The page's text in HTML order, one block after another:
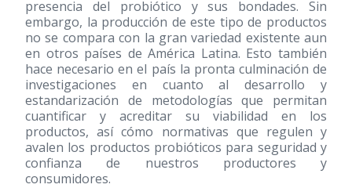
presencia del probiótico y sus bondades. Sin
embargo, la producción de este tipo de productos
no se compara con la gran variedad existente aun
en otros países de América Latina. Esto también
hace necesario en el país la pronta culminación de
investigaciones en cuanto al desarrollo y
estandarización de metodologías que permitan
cuantificar y acreditar su viabilidad en los
productos, así cómo normativas que regulen y
avalen los productos probióticos para seguridad y
confianza de nuestros productores y
consumidores.